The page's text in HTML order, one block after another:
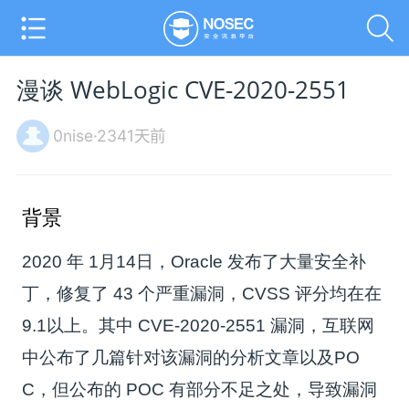
漫谈 WebLogic CVE-2020-2551
0nise·2341天前
背景
2020 年 1月14日，Oracle 发布了大量安全补
丁，修复了 43 个严重漏洞，CVSS 评分均在在
9.1以上。其中 CVE-2020-2551 漏洞，互联网
中公布了几篇针对该漏洞的分析文章以及PO
C，但公布的 POC 有部分不足之处，导致漏洞